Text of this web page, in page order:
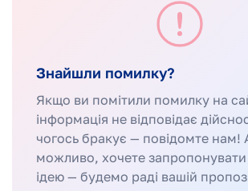
Знайшли помилку?
Якщо ви помітили помилку на
інформація не відповідає
чогось бракує — повідомте нам!
можливо, хочете
ідею — будемо раді вашій